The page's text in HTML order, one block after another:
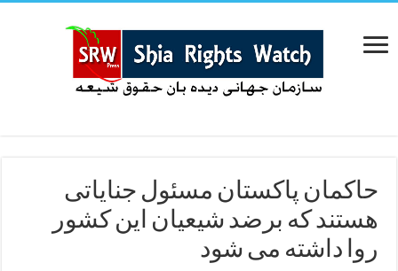
حاکمان پاکستان مسئول جنایاتی
هستند که برضد شیعیان این کشور
روا داشته می شود